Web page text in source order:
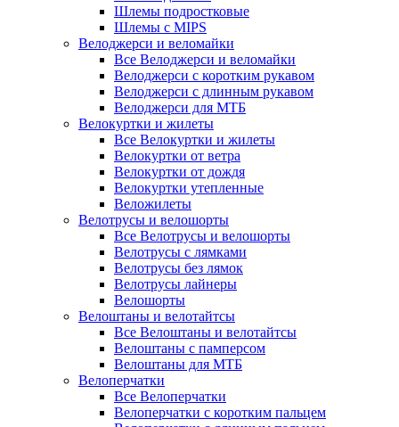
Шлемы подростковые
Шлемы с MIPS
Велоджерси и веломайки
Все Велоджерси и веломайки
Велоджерси с коротким рукавом
Велоджерси с длинным рукавом
Велоджерси для МТБ
Велокуртки и жилеты
Все Велокуртки и жилеты
Велокуртки от ветра
Велокуртки от дождя
Велокуртки утепленные
Веложилеты
Велотрусы и велошорты
Все Велотрусы и велошорты
Велотрусы с лямками
Велотрусы без лямок
Велотрусы лайнеры
Велошорты
Велоштаны и велотайтсы
Все Велоштаны и велотайтсы
Велоштаны с памперсом
Велоштаны для МТБ
Велоперчатки
Все Велоперчатки
Велоперчатки с коротким пальцем